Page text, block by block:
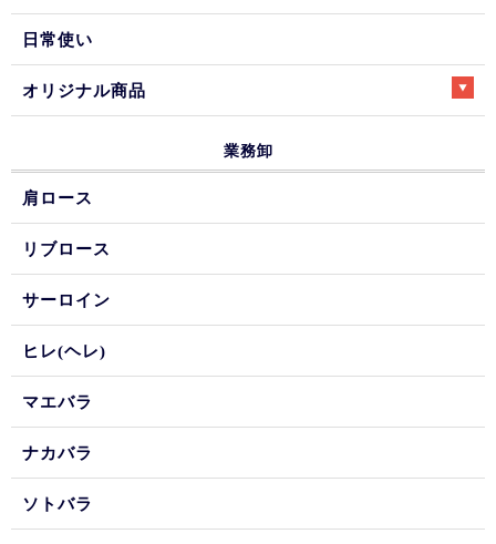
日常使い
オリジナル商品
業務卸
肩ロース
リブロース
サーロイン
ヒレ(ヘレ)
マエバラ
ナカバラ
ソトバラ